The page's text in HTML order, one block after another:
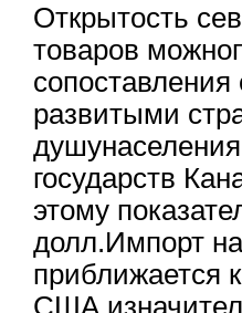
Открытость
товаров
развитыми
государств
этому
долл.Импорт
приближается
США